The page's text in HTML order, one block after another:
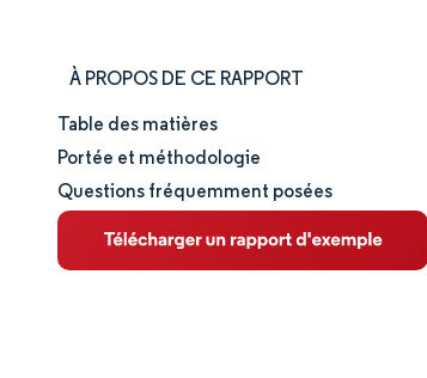
À PROPOS DE CE RAPPORT
Taille et part de marché
Analyse du marché
Tendances et perspectives
Table des matières
Portée et méthodologie
Questions fréquemment posées